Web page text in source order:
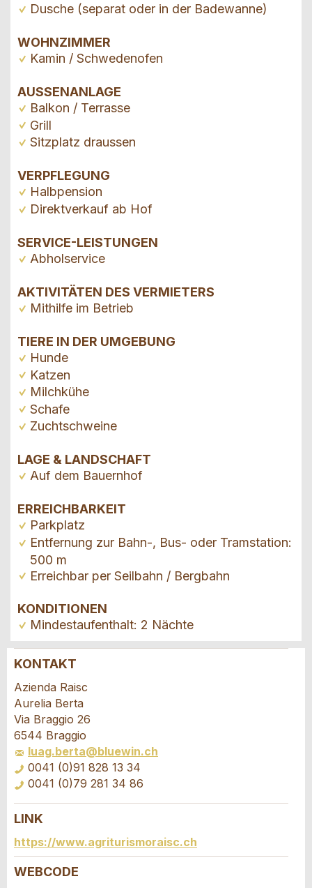
Dusche (separat oder in der Badewanne)
WOHNZIMMER
Kamin / Schwedenofen
AUSSENANLAGE
Balkon / Terrasse
Grill
Sitzplatz draussen
VERPFLEGUNG
Halbpension
Direktverkauf ab Hof
SERVICE-LEISTUNGEN
Abholservice
AKTIVITÄTEN DES VERMIETERS
Mithilfe im Betrieb
TIERE IN DER UMGEBUNG
Hunde
Katzen
Milchkühe
Schafe
Zuchtschweine
LAGE & LANDSCHAFT
Auf dem Bauernhof
ERREICHBARKEIT
Parkplatz
Entfernung zur Bahn-, Bus- oder Tramstation:
500 m
Erreichbar per Seilbahn / Bergbahn
KONDITIONEN
Mindestaufenthalt: 2 Nächte
Anzeige beanstanden
Ihr Feedback wird sehr geschätzt!
Allgemeines Feedback
Anzeige nicht mehr gültig
Anzeige unvollständig
Anzeige weiterempfehlen
Empfehlen Sie diese Anzeige an Freunde weiter.
KONTAKT
Azienda Raisc
Aurelia Berta
Via Braggio 26
6544 Braggio
luag.berta@bluewin.ch
0041 (0)91 828 13 34
0041 (0)79 281 34 86
Buchungsanfrage
Verfassen Sie eine Nachricht für die
LINK
https://www.agriturismoraisc.ch
WEBCODE